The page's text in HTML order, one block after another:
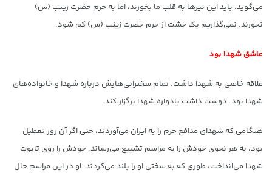
می‌گوید: باید این تیرها به قلب ما بخورند، اما به حرم حضرت زینب (س)
نخورند. نمی‌گذاریم یک خشت از حرم حضرت زینب (س) کم شود.
عاشق شهدا بود
علاقه خاصی به شهدا داشت. تمام سخنرانی‌هایش درباره شهدا و خانواده‌های
شهدا بود. دوست داشت یادواره شهدا برگزار کند.
هنگامی که شهدای مدافع حرم را به ایران می‌آوردند، حتی اگر آن روز تعطیل
بود، به هر نحوی خودش را به مراسم تشییع می‌رساند. خودش را روی تابوت
شهدا می‌انداخت، طوری که به سختی او را بلند می‌کردند. او در این مراسم حال